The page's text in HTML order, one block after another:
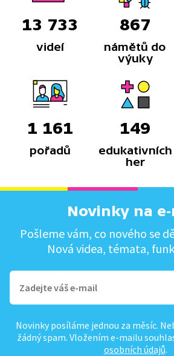
13 733
videí
867
námětů do
výuky
1 161
pořadů
149
edukativních
her
Novinky na
Pošleme vám, co nového se
Nová videa, témata,
Novinky posíláme jednou za měsíc.
žádný spam. Vložením e-mailu
osobních údajů.